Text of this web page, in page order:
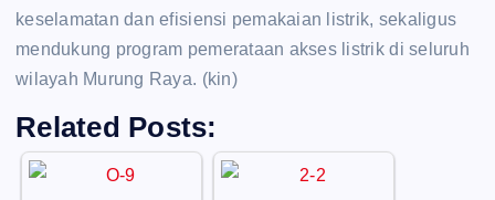
keselamatan dan efisiensi pemakaian listrik, sekaligus
mendukung program pemerataan akses listrik di seluruh
wilayah Murung Raya. (kin)
Related Posts: